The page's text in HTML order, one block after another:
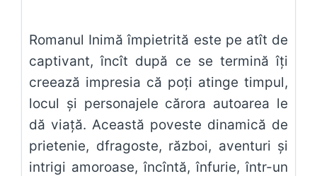
Romanul Inimă împietrită este pe atît de
captivant, încît după ce se termină îți
creează impresia că poți atinge timpul,
locul și personajele cărora autoarea le
dă viață. Această poveste dinamică de
prietenie, dfragoste, război, aventuri și
intrigi amoroase, încîntă, înfurie, într-un